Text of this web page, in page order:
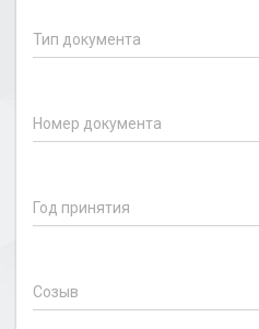
Тип документа
Номер документа
Год принятия
Созыв